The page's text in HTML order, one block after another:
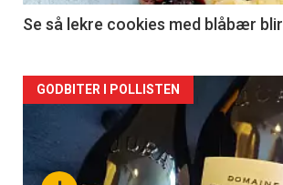
2
Se så lekre cookies med blåbær blir
Forsiden
akkurat
nå
GODBITER I POLLISTEN